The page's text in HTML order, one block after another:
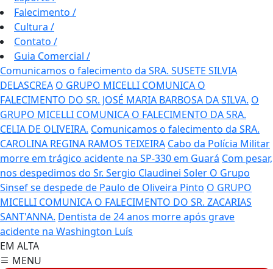
Falecimento /
Cultura /
Contato /
Guia Comercial /
Comunicamos o falecimento da SRA. SUSETE SILVIA
DELASCREA O GRUPO MICELLI COMUNICA O
FALECIMENTO DO SR. JOSÉ MARIA BARBOSA DA SILVA. O
GRUPO MICELLI COMUNICA O FALECIMENTO DA SRA.
CELIA DE OLIVEIRA. Comunicamos o falecimento da SRA.
CAROLINA REGINA RAMOS TEIXEIRA Cabo da Polícia Militar
morre em trágico acidente na SP-330 em Guará Com pesar,
nos despedimos do Sr. Sergio Claudinei Soler O Grupo
Sinsef se despede de Paulo de Oliveira Pinto O GRUPO
MICELLI COMUNICA O FALECIMENTO DO SR. ZACARIAS
SANT'ANNA. Dentista de 24 anos morre após grave
acidente na Washington Luís
EM ALTA
MENU